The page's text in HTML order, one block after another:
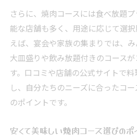
さらに、焼肉コースには食べ放題
能な店舗も多く、用途に応じて選
えば、宴会や家族の集まりでは、
大皿盛りや飲み放題付きのコース
す。口コミや店舗の公式サイトで
し、自分たちのニーズに合ったコ
のポイントです。
安くて美味しい焼肉コース選びのポ